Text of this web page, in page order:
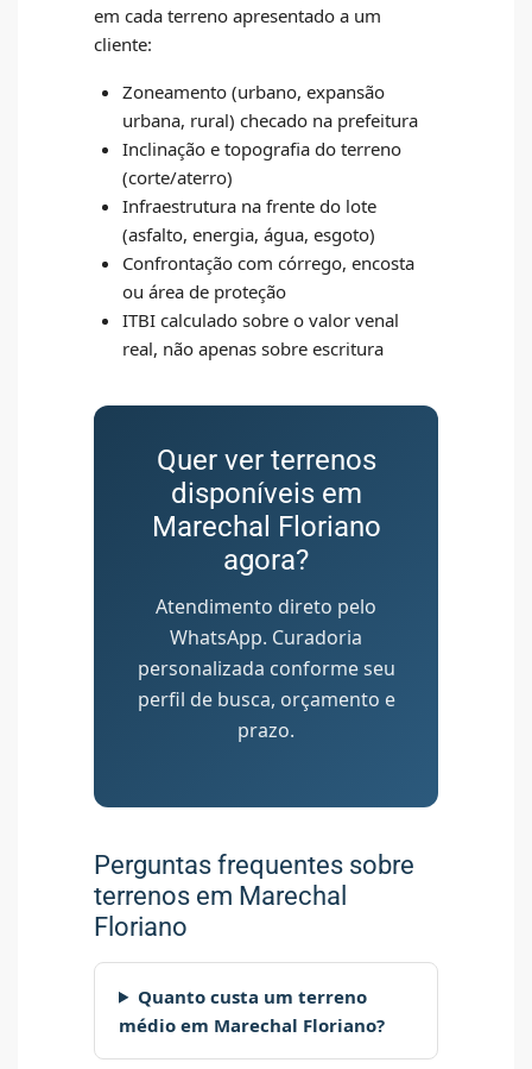
em cada terreno apresentado a um
cliente:
Zoneamento (urbano, expansão
urbana, rural) checado na prefeitura
Inclinação e topografia do terreno
(corte/aterro)
Infraestrutura na frente do lote
(asfalto, energia, água, esgoto)
Confrontação com córrego, encosta
ou área de proteção
ITBI calculado sobre o valor venal
real, não apenas sobre escritura
Quer ver terrenos
disponíveis em
Marechal Floriano
agora?
Atendimento direto pelo
WhatsApp. Curadoria
personalizada conforme seu
perfil de busca, orçamento e
prazo.
Perguntas frequentes sobre
terrenos em Marechal
Floriano
Quanto custa um terreno
médio em Marechal Floriano?